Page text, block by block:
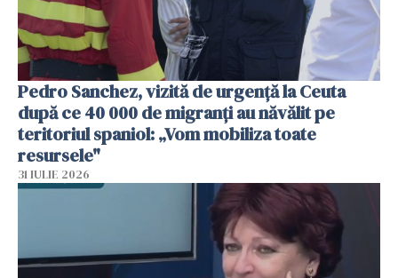
Pedro Sanchez, vizită de urgență la Ceuta
după ce 40 000 de migranți au năvălit pe
teritoriul spaniol: „Vom mobiliza toate
resursele"
31 IULIE 2026